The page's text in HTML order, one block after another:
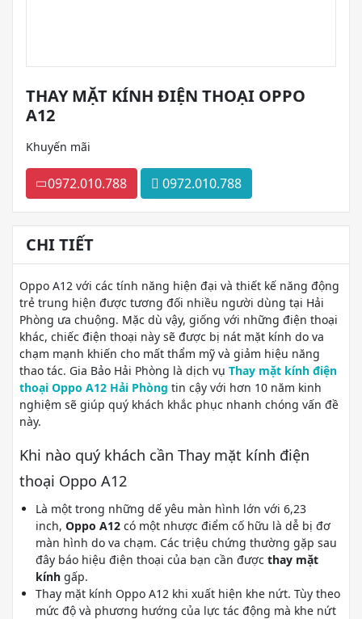
THAY MẶT KÍNH ĐIỆN THOẠI OPPO
A12
Khuyến mãi
0972.010.788 0972.010.788
CHI TIẾT
Oppo A12 với các tính năng hiện đại và thiết kế năng động
trẻ trung hiện được tương đối nhiều người dùng tại Hải
Phòng ưa chuộng. Mặc dù vậy, giống với những điện thoại
khác, chiếc điện thoại này sẽ được bị nát mặt kính do va
chạm mạnh khiến cho mất thẩm mỹ và giảm hiệu năng
thao tác. Gia Bảo Hải Phòng là dịch vụ Thay mặt kính điện
thoại Oppo A12 Hải Phòng tin cậy với hơn 10 năm kinh
nghiệm sẽ giúp quý khách khắc phục nhanh chóng vấn đề
này.
Khi nào quý khách cần Thay mặt kính điện
thoại Oppo A12
Là một trong những dế yêu màn hình lớn với 6,23
inch, Oppo A12 có một nhược điểm cố hữu là dễ bị đơ
màn hình do va chạm. Các triệu chứng thường gặp sau
đây báo hiệu điện thoại của bạn cần được thay mặt
kính gấp.
Thay mặt kính Oppo A12 khi xuất hiện khe nứt. Tùy theo
mức độ và phương hướng của lực tác động mà khe nứt